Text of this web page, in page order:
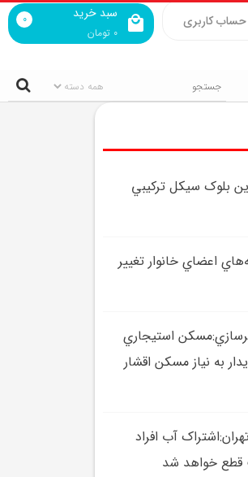
سبد خرید
0 تومان
0 حساب کاربری
بلوک سيکل ترکيبي
اعضاي خانوار تغيير
استيجاري
به نياز مسکن اقشار
آب افراد